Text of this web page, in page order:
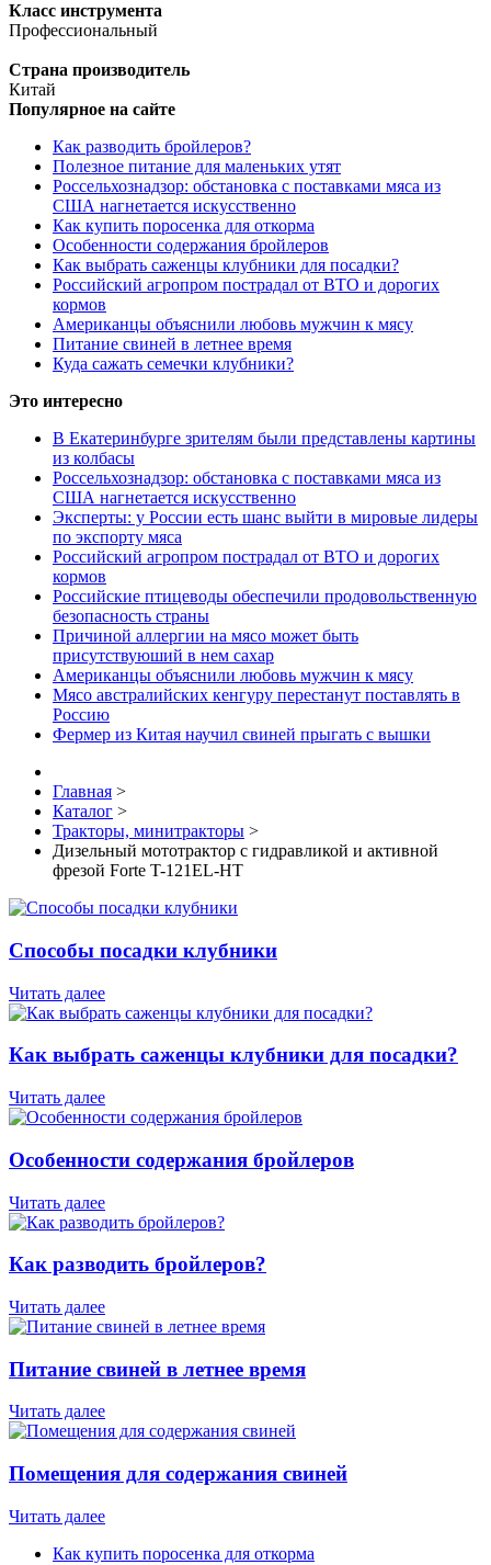
Класс инструмента
Профессиональный
Страна производитель
Китай
Популярное на сайте
Как разводить бройлеров?
Полезное питание для маленьких утят
Россельхознадзор: обстановка с поставками мяса из
США нагнетается искусственно
Как купить поросенка для откорма
Особенности содержания бройлеров
Как выбрать саженцы клубники для посадки?
Российский агропром пострадал от ВТО и дорогих
кормов
Американцы объяснили любовь мужчин к мясу
Питание свиней в летнее время
Куда сажать семечки клубники?
Это интересно
В Екатеринбурге зрителям были представлены картины
из колбасы
Россельхознадзор: обстановка с поставками мяса из
США нагнетается искусственно
Эксперты: у России есть шанс выйти в мировые лидеры
по экспорту мяса
Российский агропром пострадал от ВТО и дорогих
кормов
Российские птицеводы обеспечили продовольственную
безопасность страны
Причиной аллергии на мясо может быть
присутствуюший в нем сахар
Американцы объяснили любовь мужчин к мясу
Мясо австралийских кенгуру перестанут поставлять в
Россию
Фермер из Китая научил свиней прыгать с вышки
Главная >
Каталог >
Тракторы, минитракторы >
Дизельный мототрактор с гидравликой и активной
фрезой Forte T-121EL-HT
Способы посадки клубники
Читать далее
Как выбрать саженцы клубники для посадки?
Читать далее
Особенности содержания бройлеров
Читать далее
Как разводить бройлеров?
Читать далее
Питание свиней в летнее время
Читать далее
Помещения для содержания свиней
Читать далее
Как купить поросенка для откорма